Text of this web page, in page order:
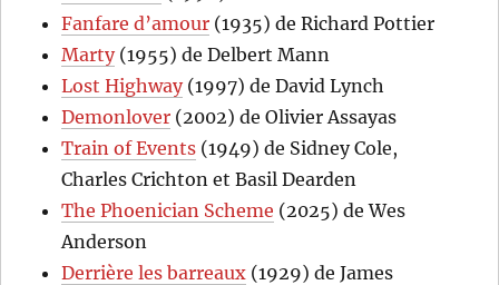
Fanfare d’amour (1935) de Richard Pottier
Marty(1955) de Delbert Mann
Lost Highway(1997) de David Lynch
Demonlover (2002) de Olivier Assayas
Train of Events (1949) de Sidney Cole,
Charles Crichton et Basil Dearden
The Phoenician Scheme (2025) de Wes
Anderson
Derrière les barreaux (1929) de James